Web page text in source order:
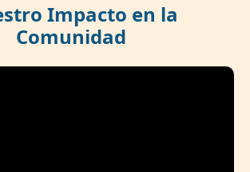
Impacto en la
Comunidad